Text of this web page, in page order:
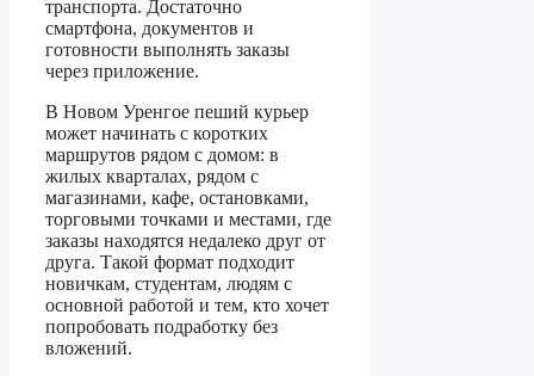
транспорта. Достаточно
смартфона, документов и
готовности выполнять заказы
через приложение.
В Новом Уренгое пеший курьер
может начинать с коротких
маршрутов рядом с домом: в
жилых кварталах, рядом с
магазинами, кафе, остановками,
торговыми точками и местами, где
заказы находятся недалеко друг от
друга. Такой формат подходит
новичкам, студентам, людям с
основной работой и тем, кто хочет
попробовать подработку без
вложений.